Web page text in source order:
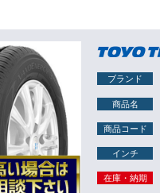
ブランド
商品名
商品コード
インチ
在庫・納期